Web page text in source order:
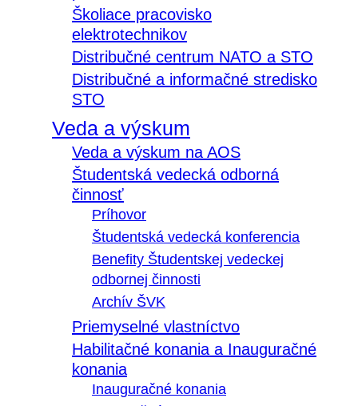
Školiace pracovisko
elektrotechnikov
Distribučné centrum NATO a STO
Distribučné a informačné stredisko
STO
Veda a výskum
Veda a výskum na AOS
Študentská vedecká odborná
činnosť
Príhovor
Študentská vedecká konferencia
Benefity Študentskej vedeckej
odbornej činnosti
Archív ŠVK
Priemyselné vlastníctvo
Habilitačné konania a Inauguračné
konania
Inauguračné konania